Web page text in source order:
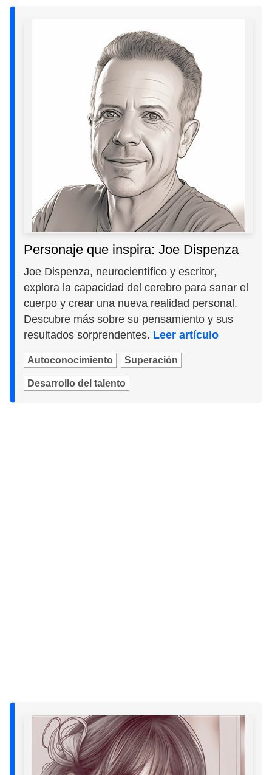
Personaje que inspira: Joe Dispenza
Joe Dispenza, neurocientífico y escritor,
explora la capacidad del cerebro para sanar el
cuerpo y crear una nueva realidad personal.
Descubre más sobre su pensamiento y sus
resultados sorprendentes. Leer artículo
Autoconocimiento Superación
Desarrollo del talento